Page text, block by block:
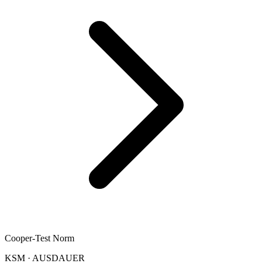
Cooper-Test Norm
KSM · AUSDAUER